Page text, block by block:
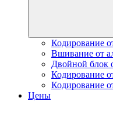
Кодирование
Вшивание от
Двойной блок
Кодирование
Кодирование
Цены